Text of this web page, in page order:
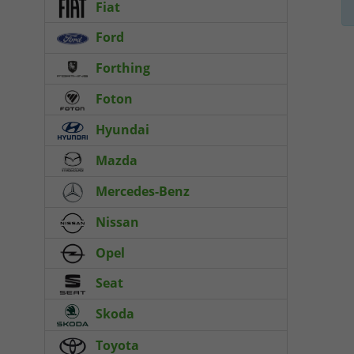
Fiat
Ford
Forthing
Foton
Hyundai
Mazda
Mercedes-Benz
Nissan
Opel
Seat
Skoda
Toyota